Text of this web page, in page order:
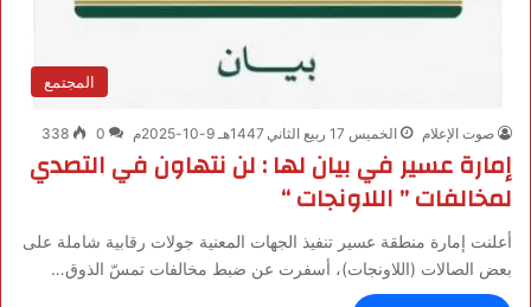
المجتمع
صوت الإعلام الخميس 17 ربيع الثاني 1447هـ 9-10-2025م 0
338
إمارة عسير في بيان لها : لن نتهاون في التصدي
لمخالفات ” اللاونجات “
أعلنت إمارة منطقة عسير تنفيذ الجهات المعنية جولات رقابية شاملة على
بعض الصالات (اللاونجات)، أسفرت عن ضبط مخالفات تمسّ الذوق…